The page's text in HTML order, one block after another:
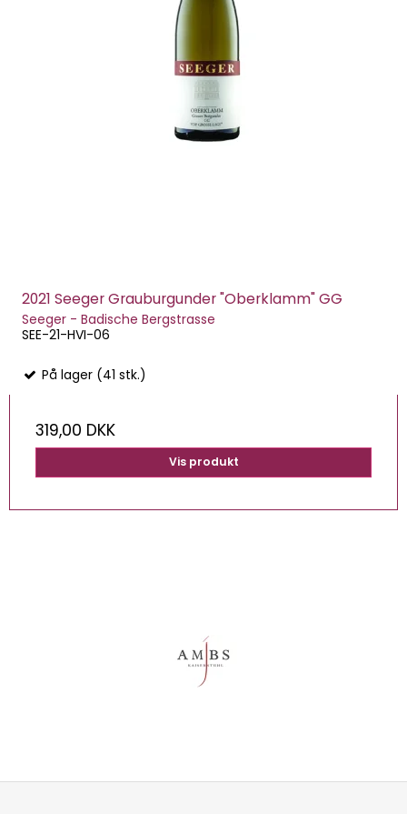
2021 Seeger Grauburgunder "Oberklamm" GG
Seeger - Badische Bergstrasse
SEE-21-HVI-06
På lager (41 stk.)
319,00 DKK
Vis produkt